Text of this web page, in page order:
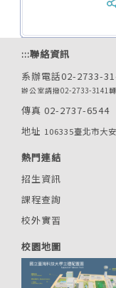
:::聯絡資訊
系辦電話02-2733-
辦公室請撥02-2733-3141
傳真 02-2737-6544
地址 106335臺北市大
熱門連結
招生資訊
課程查詢
校外實習
校園地圖